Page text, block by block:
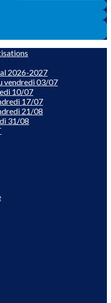
2026-2027
vendredi 03/07
10/07
17/07
21/08
31/08